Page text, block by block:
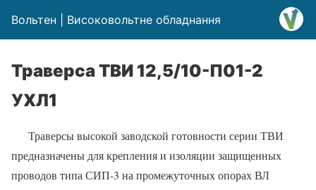
Вольтен | Високовольтне обладнання
Траверса ТВИ 12,5/10-П01-2
УХЛ1
Траверсы высокой заводской готовности серии ТВИ
предназначены для крепления и изоляции защищенных
проводов типа СИП-3 на промежуточных опорах ВЛ